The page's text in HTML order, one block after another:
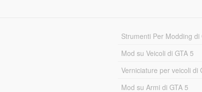
Strumenti Per Modding di
Mod su Veicoli di GTA 5
Verniciature per veicoli di
Mod su Armi di GTA 5